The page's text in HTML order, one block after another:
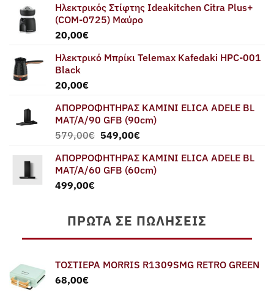
Ηλεκτρικός Στίφτης Ideakitchen Citra Plus+
(COM-0725) Μαύρο
20,00€
Ηλεκτρικό Μπρίκι Telemax Kafedaki HPC-001
Black
20,00€
ΑΠΟΡΡΟΦΗΤΗΡΑΣ ΚΑΜΙΝΙ ELICA ADELE BL
MAT/A/90 GFB (90cm)
579,00€ Original
was:
579,00€.
549,00€Η
τιμή
είναι:
ΑΠΟΡΡΟΦΗΤΗΡΑΣ ΚΑΜΙΝΙ ELICA ADELE BL
MAT/A/60 GFB (60cm)
499,00€
ΠΡΏΤΑ ΣΕ ΠΩΛΉΣΕΙΣ
ΤΟΣΤΙΕΡΑ MORRIS R1309SMG RETRO GREEN
68,00€